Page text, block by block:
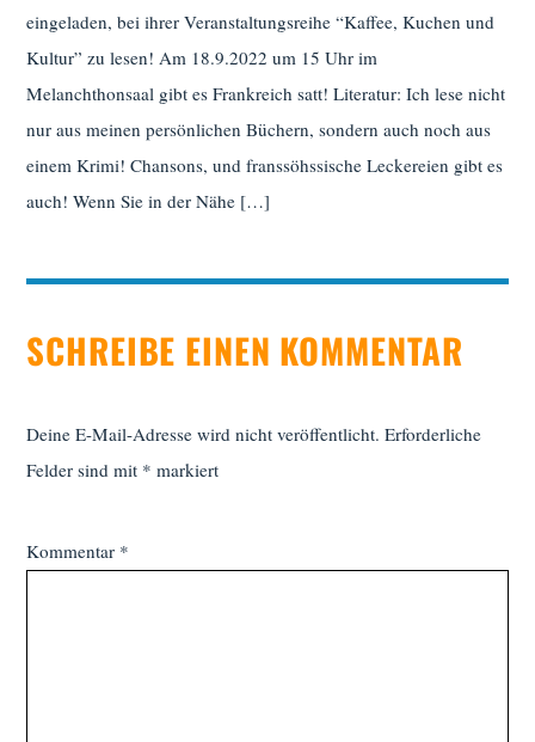
eingeladen, bei ihrer Veranstaltungsreihe “Kaffee, Kuchen und
Kultur” zu lesen! Am 18.9.2022 um 15 Uhr im
Melanchthonsaal gibt es Frankreich satt! Literatur: Ich lese nicht
nur aus meinen persönlichen Büchern, sondern auch noch aus
einem Krimi! Chansons, und franssöhssische Leckereien gibt es
auch! Wenn Sie in der Nähe […]
SCHREIBE EINEN KOMMENTAR
Deine E-Mail-Adresse wird nicht veröffentlicht. Erforderliche
Felder sind mit * markiert
Kommentar *